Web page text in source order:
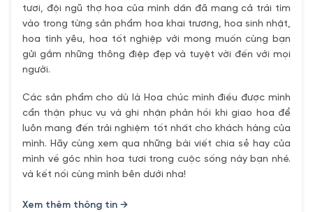
tươi, đội ngũ thợ hoa của mình dần đã mang cả trái tím
vào trong từng sản phẩm hoa khai trương, hoa sinh nhật,
hoa tình yêu, hoa tốt nghiệp với mong muốn cùng bạn
gửi gắm những thông điệp đẹp và tuyệt vời đến với mọi
người.
Các sản phẩm cho dù là Hoa chúc mình điều được mình
cẩn thận phục vụ và ghi nhận phản hồi khi giao hoa để
luôn mang đến trải nghiệm tốt nhất cho khách hàng của
mình. Hãy cùng xem qua những bài viết chia sẻ hay của
mình về góc nhìn hoa tươi trong cuộc sống này bạn nhé.
và kết nối cùng mình bên dưới nha!
Xem thêm thông tin →